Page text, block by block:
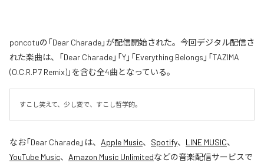
poncotuの「Dear Charade」が配信開始された。今回デジタル配信さ
れた楽曲は、「Dear Charade」「Y」「Everything Belongs」「TAZIMA
(O.C.R.P7 Remix)」を含む全4曲となっている。
すこし笑えて、少し変で、すこし哲学的。
なお「Dear Charade」は、 Apple Music、 Spotify、 LINE MUSIC、
YouTube Music、 Amazon Music Unlimitedなどの音楽配信サービスで